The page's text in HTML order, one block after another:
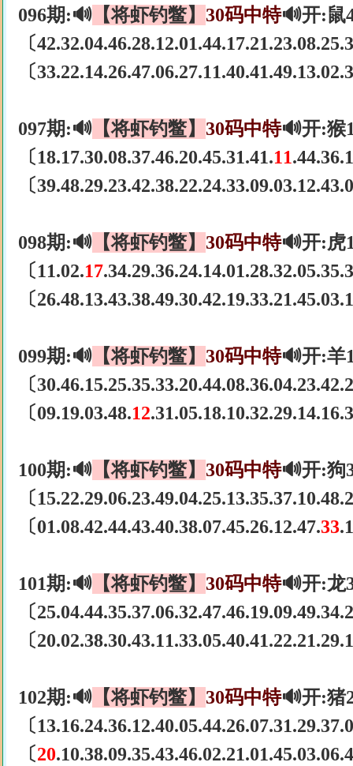
096期:🔊 【将虾钓鳖】 30码中特🔊开:鼠
〔
〔
097期:🔊 【将虾钓鳖】 30码中特🔊开:猴
〔18.17.30.08.37.46.20.45.31.41.11
〔
098期:🔊 【将虾钓鳖】 30码中特🔊开:虎
〔11.02.17
〔
099期:🔊 【将虾钓鳖】 30码中特🔊开:羊
〔
〔09.19.03.48.12
100期:🔊 【将虾钓鳖】 30码中特🔊开:狗
〔
〔01.08.42.44.43.40.38.07.45.26.12.47.33
101期:🔊 【将虾钓鳖】 30码中特🔊开:龙
〔
〔
102期:🔊 【将虾钓鳖】 30码中特🔊开:猪
〔
〔20